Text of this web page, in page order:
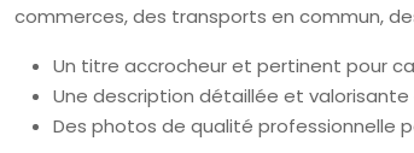
commerces, des transports en commun,
Un titre accrocheur et pertinent pour
Une description détaillée et
Des photos de qualité professionnelle